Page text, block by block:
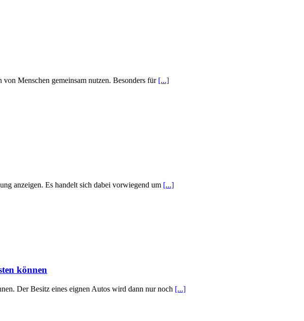
Menschen gemeinsam nutzen. Besonders für [...]
anzeigen. Es handelt sich dabei vorwiegend um [...]
können
Der Besitz eines eignen Autos wird dann nur noch [...]